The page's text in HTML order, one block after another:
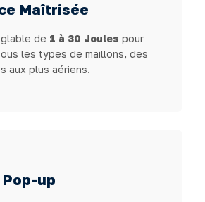
Maîtrisée
de 1 à 30 Joules pour
les types de maillons, des
aux plus aériens.
up